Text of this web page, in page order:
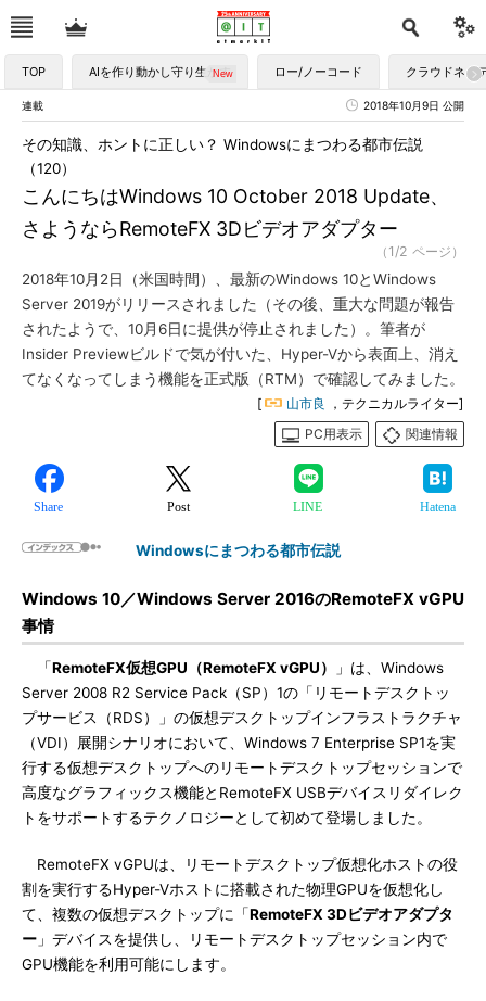
TOP AIを作り動かし守り生かす ロー/ノーコード クラウドネイ
連載 2018年10月9日 公開
こんにちはWindows 10 October 2018 Update、
さようならRemoteFX 3Dビデオアダプター
その知識、ホントに正しい？ Windowsにまつわる都市伝説
（120）
（1/2 ページ）
2018年10月2日（米国時間）、最新のWindows 10とWindows
Server 2019がリリースされました（その後、重大な問題が報告
されたようで、10月6日に提供が停止されました）。筆者が
Insider Previewビルドで気が付いた、Hyper-Vから表面上、消え
てなくなってしまう機能を正式版（RTM）で確認してみました。
[ 山市良
，テクニカルライター]
PC用表示
関連情報
Share Post LINE Hatena
Windowsにまつわる都市伝説
Windows 10／Windows Server 2016のRemoteFX vGPU
事情
「RemoteFX仮想GPU（RemoteFX vGPU）
」は、Windows
Server 2008 R2 Service Pack（SP）1の「リモートデスクトッ
プサービス（RDS）」の仮想デスクトップインフラストラクチャ
（VDI）展開シナリオにおいて、Windows 7 Enterprise SP1を実
行する仮想デスクトップへのリモートデスクトップセッションで
高度なグラフィックス機能とRemoteFX USBデバイスリダイレク
トをサポートするテクノロジーとして初めて登場しました。
RemoteFX vGPUは、リモートデスクトップ仮想化ホストの役
割を実行するHyper-Vホストに搭載された物理GPUを仮想化し
て、複数の仮想デスクトップに「RemoteFX 3Dビデオアダプタ
ー 」デバイスを提供し、リモートデスクトップセッション内で
GPU機能を利用可能にします。